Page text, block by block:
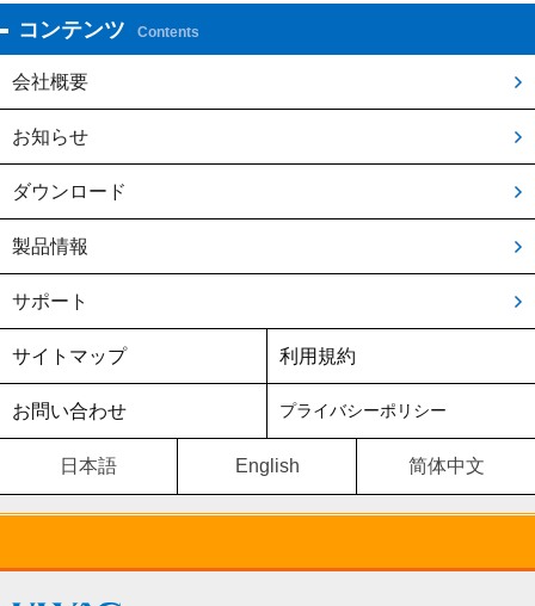
コンテンツ Contents
会社概要
お知らせ
ダウンロード
製品情報
サポート
サイトマップ 利用規約
お問い合わせ プライバシーポリシー
简体中文
English
日本語